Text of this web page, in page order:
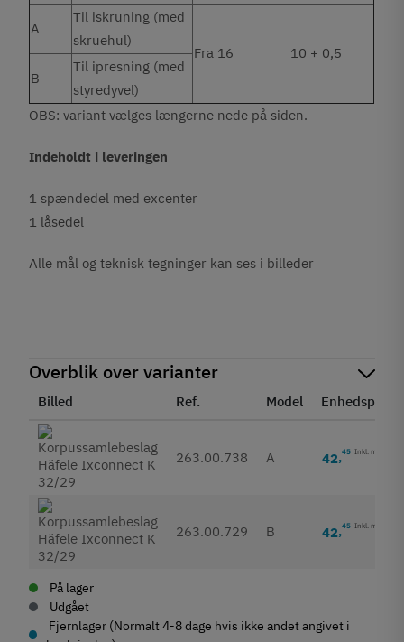
A
Til iskruning (med
skruehul)
Fra 16
10 + 0,5
B
Til ipresning (med
styredyvel)
OBS: variant vælges længerne nede på siden.
Indeholdt i leveringen
1 spændedel med excenter
1 låsedel
Alle mål og teknisk tegninger kan ses i billeder
Overblik over varianter
Billed Ref. Model Enhedspris
263.00.738 A 42,45 Inkl. moms
263.00.729 B 42,45 Inkl. moms
På lager
Udgået
Fjernlager (Normalt 4-8 dage hvis ikke andet angivet i